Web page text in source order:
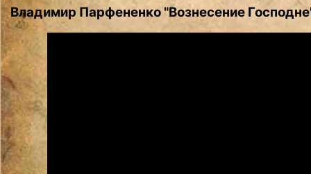
Владимир Парфененко "Вознесение